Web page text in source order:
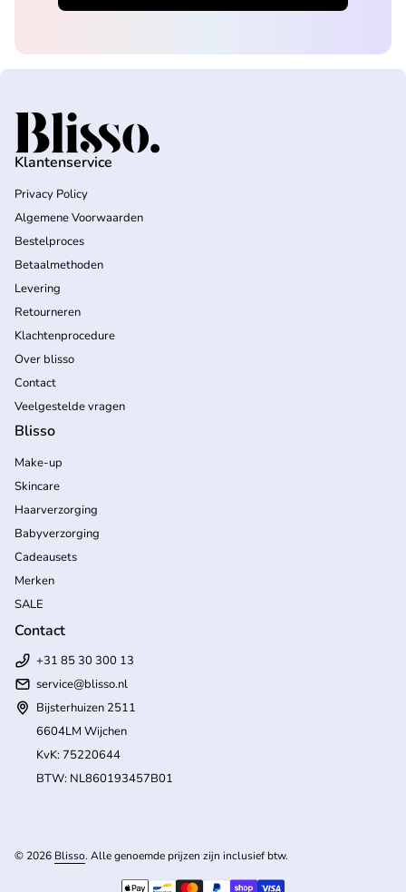
Home
Klantenservice
Privacy Policy
Algemene Voorwaarden
Bestelproces
Betaalmethoden
Levering
Retourneren
Klachtenprocedure
Over blisso
Contact
Veelgestelde vragen
Blisso
Make-up
Skincare
Haarverzorging
Babyverzorging
Cadeausets
Merken
SALE
Contact
+31 85 30 300 13
service@blisso.nl
Bijsterhuizen 2511
6604LM Wijchen
KvK: 75220644
BTW: NL860193457B01
© 2026 Blisso. Alle genoemde prijzen zijn inclusief btw.
Betaalmethoden